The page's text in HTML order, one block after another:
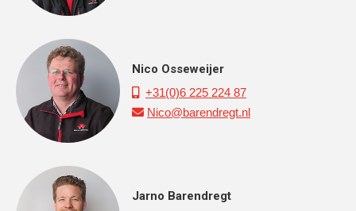
Nico Osseweijer
 +31(0)6 225 224 87
 Nico@barendregt.nl
Jarno Barendregt